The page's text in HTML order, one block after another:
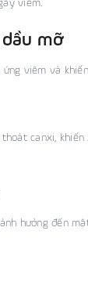
viêm.
mỡ
viêm và
canxi, khiến
hưởng đến